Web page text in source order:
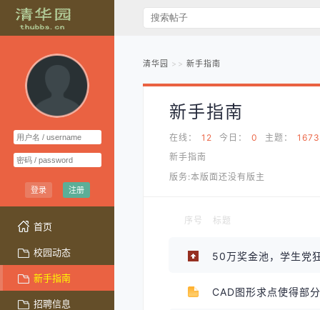
登录 注册
首页
校园动态
新手指南
招聘信息
清华园 新手指南
新手指南
在线： 12 今日： 0 主题：
1673
新手指南
版务:本版面还没有版主
序号 标题
50万奖金池，学生党
CAD图形求点使得部